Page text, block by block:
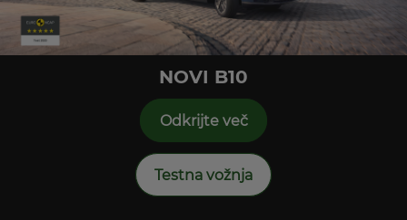
NOVI B10
Odkrijte več
Testna vožnja